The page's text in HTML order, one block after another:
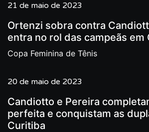
21 de maio de 2023
Ortenzi sobra contra
entra no rol das campeãs em
Copa Feminina de Tênis
20 de maio de 2023
Candiotto e Pereira
perfeita e conquistam as
Curitiba